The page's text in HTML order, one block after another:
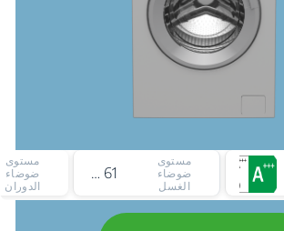
مستوى
ضوضاء
الغسل
61 ديسيبل
مستوى
ضوضاء
الدوران